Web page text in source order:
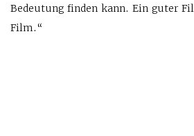
Bedeutung finden kann. Ein guter
Film.“